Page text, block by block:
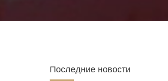
Последние новости